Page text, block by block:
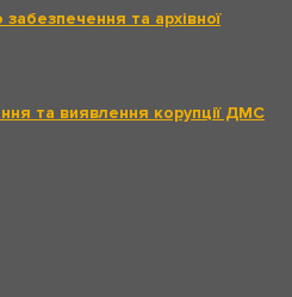
та архівної
та виявлення корупції ДМС